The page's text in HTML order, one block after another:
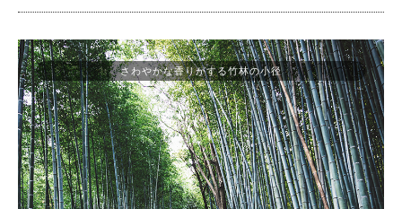
さわやかな香りがする竹林の小径